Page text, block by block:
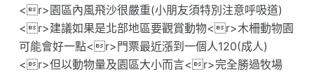
<r>園區內風飛沙很嚴重(小朋友須特別注意呼吸道)
<r>建議如果是北部地區要觀賞動物<r>木柵動物園
可能會好一點<r>門票最近漲到一個人120(成人)
<r>但以動物量及園區大小而言<r>完全勝過牧場